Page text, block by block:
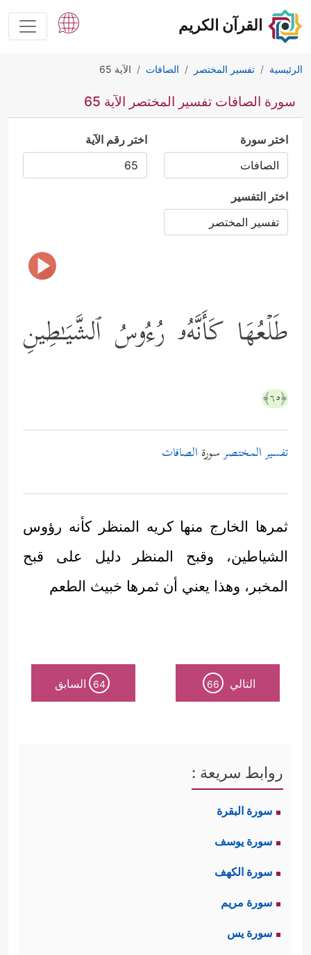
القرآن الكريم
الرئيسية تفسير المختصر الصافات الآية 65
سورة الصافات تفسير المختصر الآية 65
اختر سورة اختر رقم الآية
اختر التفسير
طَلۡعُهَا كَأَنَّهُۥ رُءُوسُ ٱلشَّیَـٰطِینِ
﴿٦٥﴾
تفسير المختصرسورة الصافات
ثمرها الخارج منها كريه المنظر كأنه رؤوس
الشياطين، وقبح المنظر دليل على قبح
المخبر، وهذا يعني أن ثمرها خبيث الطعم
التالي 66
64 السابق
روابط سريعة :
سورة البقرة
سورة يوسف
سورة الكهف
سورة مريم
سورة يس